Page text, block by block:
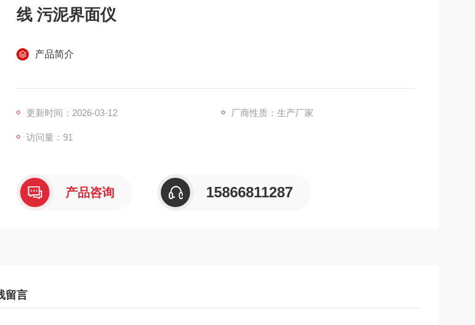
线 污泥界面仪
产品简介
更新时间：2026-03-12 厂商性质：生产厂家
访问量：91
产品咨询 15866811287
留言